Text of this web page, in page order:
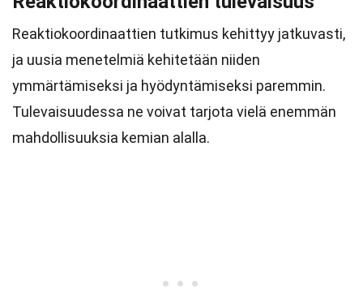
Reaktiokoordinaattien tutkimus kehittyy jatkuvasti,
ja uusia menetelmiä kehitetään niiden
ymmärtämiseksi ja hyödyntämiseksi paremmin.
Tulevaisuudessa ne voivat tarjota vielä enemmän
mahdollisuuksia kemian alalla.